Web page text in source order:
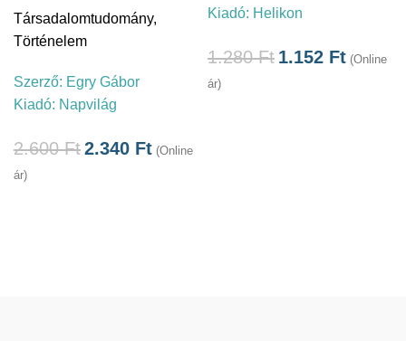
Társadalomtudomány,
Történelem
Szerző: Egry Gábor
Kiadó: Napvilág
2.600Ft2.340 Ft (Online
ár)
Kiadó: Helikon
1.280Ft 1.152 Ft (Online
ár)